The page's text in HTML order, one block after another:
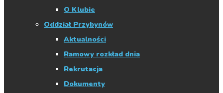
O Klubie
Oddział Przybynów
Aktualności
Ramowy rozkład dnia
Rekrutacja
Dokumenty